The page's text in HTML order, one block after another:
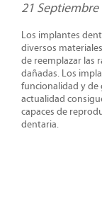
21 Septiembre
Los implantes
diversos
de reemplazar las
dañadas. Los
funcionalidad y de
actualidad
capaces de
dentaria.